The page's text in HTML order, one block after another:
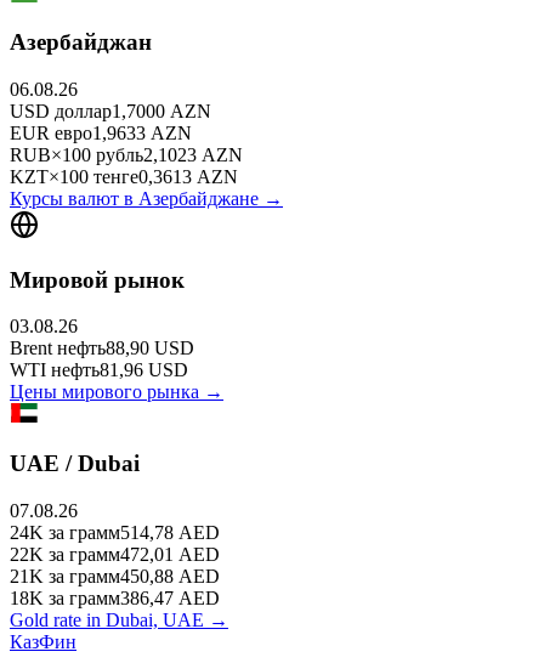
Азербайджан
06.08.26
USD доллар1,7000 AZN
EUR евро1,9633 AZN
RUB×100 рубль2,1023 AZN
KZT×100 тенге0,3613 AZN
Курсы валют в Азербайджане →
Мировой рынок
03.08.26
Brent нефть88,90 USD
WTI нефть81,96 USD
Цены мирового рынка →
UAE / Dubai
07.08.26
24K за грамм514,78 AED
22K за грамм472,01 AED
21K за грамм450,88 AED
18K за грамм386,47 AED
Gold rate in Dubai, UAE →
КазФин